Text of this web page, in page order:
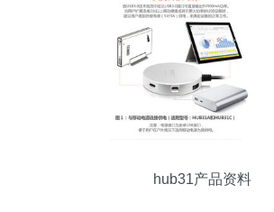
hub31产品资料